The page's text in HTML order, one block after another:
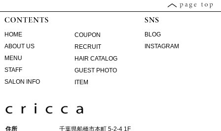
HOME
ABOUT US
MENU
STAFF
SALON INFO
COUPON
RECRUIT
HAIR CATALOG
GUEST PHOTO
ITEM
BLOG
INSTAGRAM
住所 千葉県船橋市本町 5-2-4 1F